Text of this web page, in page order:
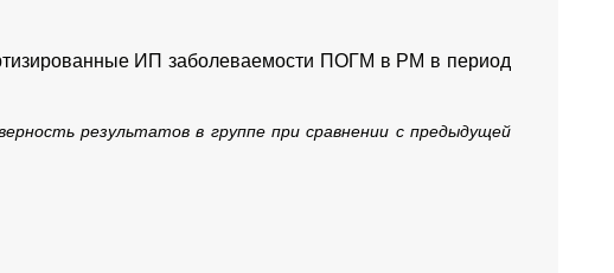
ИП заболеваемости ПОГМ в РМ в период
результатов в группе при сравнении с предыдущей